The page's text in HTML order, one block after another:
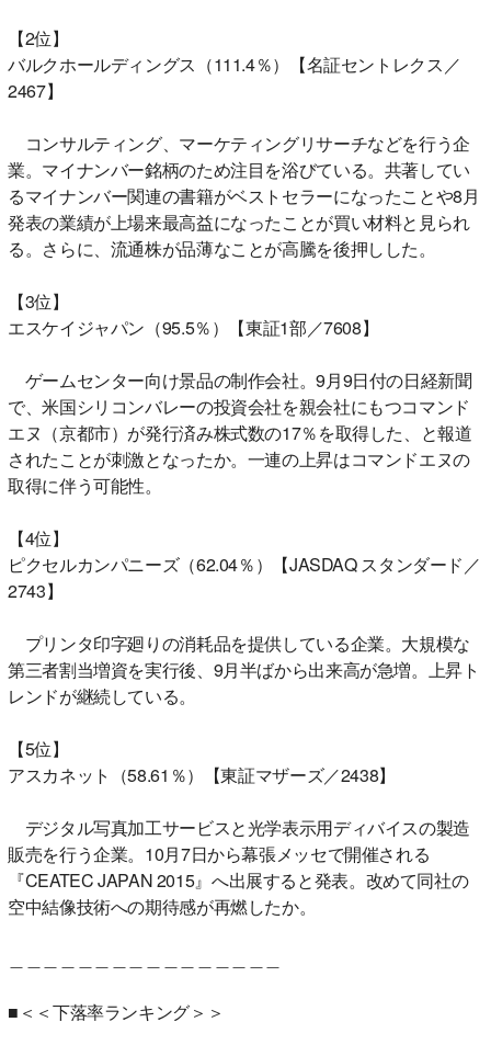
【2位】
バルクホールディングス（111.4％）【名証セントレクス／
2467】
コンサルティング、マーケティングリサーチなどを行う企
業。マイナンバー銘柄のため注目を浴びている。共著してい
るマイナンバー関連の書籍がベストセラーになったことや8月
発表の業績が上場来最高益になったことが買い材料と見られ
る。さらに、流通株が品薄なことが高騰を後押しした。
【3位】
エスケイジャパン（95.5％）【東証1部／7608】
ゲームセンター向け景品の制作会社。9月9日付の日経新聞
で、米国シリコンバレーの投資会社を親会社にもつコマンド
エヌ（京都市）が発行済み株式数の17％を取得した、と報道
されたことが刺激となったか。一連の上昇はコマンドエヌの
取得に伴う可能性。
【4位】
ピクセルカンパニーズ（62.04％）【JASDAQ スタンダード／
2743】
プリンタ印字廻りの消耗品を提供している企業。大規模な
第三者割当増資を実行後、9月半ばから出来高が急増。上昇ト
レンドが継続している。
【5位】
アスカネット（58.61％）【東証マザーズ／2438】
デジタル写真加工サービスと光学表示用ディバイスの製造
販売を行う企業。10月7日から幕張メッセで開催される
『CEATEC JAPAN 2015』へ出展すると発表。改めて同社の
空中結像技術への期待感が再燃したか。
■＜＜下落率ランキング＞＞